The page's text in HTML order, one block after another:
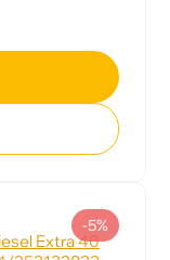
-5%